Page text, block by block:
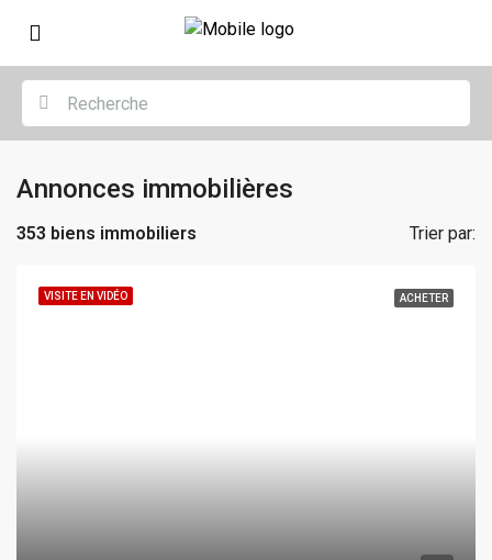
Annonces immobilières
353 biens immobiliers Trier par:
VISITE EN VIDÉO ACHETER